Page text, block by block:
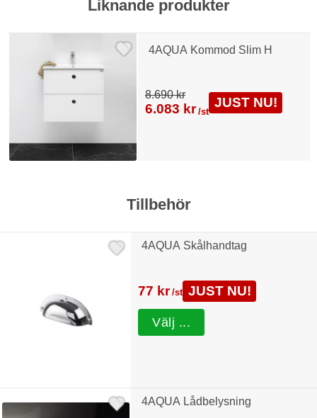
Liknande produkter
4AQUA Kommod Slim H
8.690 kr
6.083 kr /st
JUST NU!
Tillbehör
4AQUA Skålhandtag
77 kr /st JUST NU!
Välj ...
4AQUA Lådbelysning